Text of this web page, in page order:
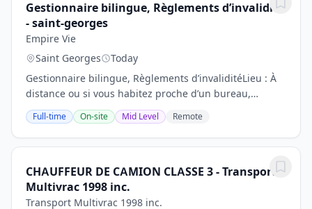
Gestionnaire bilingue, Règlements d’invalidité
- saint-georges
Empire Vie
Saint Georges
Today
Gestionnaire bilingue, Règlements d’invaliditéLieu : À
distance ou si vous habitez proche d’un bureau,
hybride - Kingston, North York ou MontréalLa
fourchette de rémunération cible totale (RCT), qui...
Full-time On-site Mid Level Remote
CHAUFFEUR DE CAMION CLASSE 3 - Transport
Multivrac 1998 inc.
Transport Multivrac 1998 inc.